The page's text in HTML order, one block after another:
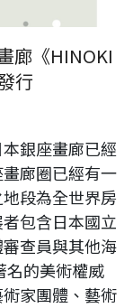
廊《HINOKI
行
銀座畫廊已經
廊圈已經有一
段為全世界房
包含日本國立
查員與其他海
名的美術權威
家團體、藝術